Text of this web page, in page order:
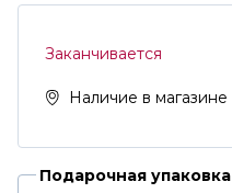
Заканчивается
Наличие в магазине
Подарочная упаковка